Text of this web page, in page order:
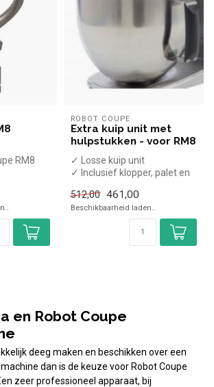
RM8
ROBOT COUPE
Extra kuip unit met
hulpstukken - voor RM8
✓ Losse kuip unit
✓ Inclusief klopper, palet en
✓ Voor Robot Coupe RM8
512,00 461,00
Beschikbaarheid laden..
en Robot Coupe
deeg maken en beschikken over een
dan is de keuze voor Robot Coupe
zeer professioneel apparaat, bij